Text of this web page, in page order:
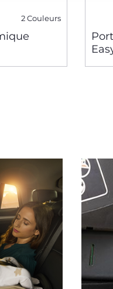
2 Couleurs